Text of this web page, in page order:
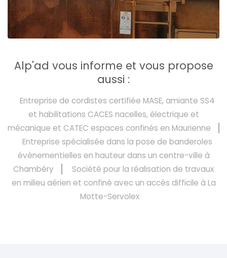
Alp'ad vous informe et vous propose
aussi :
Entreprise de cordistes certifiée MASE, amiante SS4
et habilitations CACES nacelles, électrique et
mécanique et CATEC espaces confinés en Maurienne
Entreprise spécialisée dans la pose de banderoles
évènementielles en hauteur dans un centre-ville à
Chambéry
Société pour la réalisation de travaux
en milieu aérien et confiné avec un accès difficile à La
Motte-Servolex